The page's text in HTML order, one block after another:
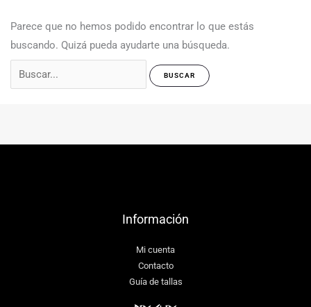
Parece que no hemos podido encontrar lo que estás
buscando. Quizá pueda ayudarte una búsqueda.
Información
Mi cuenta
Contacto
Guía de tallas